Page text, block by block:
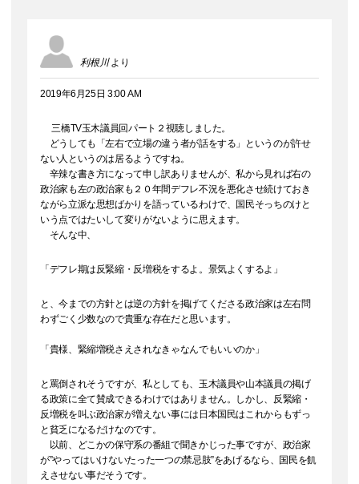
利根川 より
2019年6月25日 3:00 AM
三橋TV玉木議員回パート２視聴しました。
どうしても「左右で立場の違う者が話をする」というのが許せ
ない人というのは居るようですね。
辛辣な書き方になって申し訳ありませんが、私から見れば右の
政治家も左の政治家も２０年間デフレ不況を悪化させ続けておき
ながら立派な思想ばかりを語っているわけで、国民そっちのけと
いう点ではたいして変りがないように思えます。
そんな中、
「デフレ期は反緊縮・反増税をするよ。景気よくするよ」
と、今までの方針とは逆の方針を掲げてくださる政治家は左右問
わずごく少数なので貴重な存在だと思います。
「貴様、緊縮増税さえされなきゃなんでもいいのか」
と罵倒されそうですが、私としても、玉木議員や山本議員の掲げ
る政策に全て賛成できるわけではありません。しかし、反緊縮・
反増税を叫ぶ政治家が増えない事には日本国民はこれからもずっ
と貧乏になるだけなのです。
以前、どこかの保守系の番組で聞きかじった事ですが、政治家
が”やってはいけないたった一つの禁忌肢”をあげるなら、国民を飢
えさせない事だそうです。